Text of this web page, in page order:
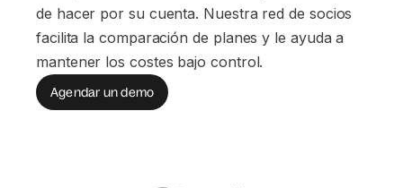
de hacer por su cuenta. Nuestra red de socios
facilita la comparación de planes y le ayuda a
mantener los costes bajo control.
Agendar un demo